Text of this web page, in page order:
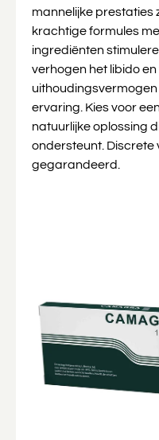
mannelijke prestaties
krachtige formules
ingrediënten
verhogen het libido
ervaring. Kies voor
natuurlijke oplossing
ondersteunt. Discrete
gegarandeerd.